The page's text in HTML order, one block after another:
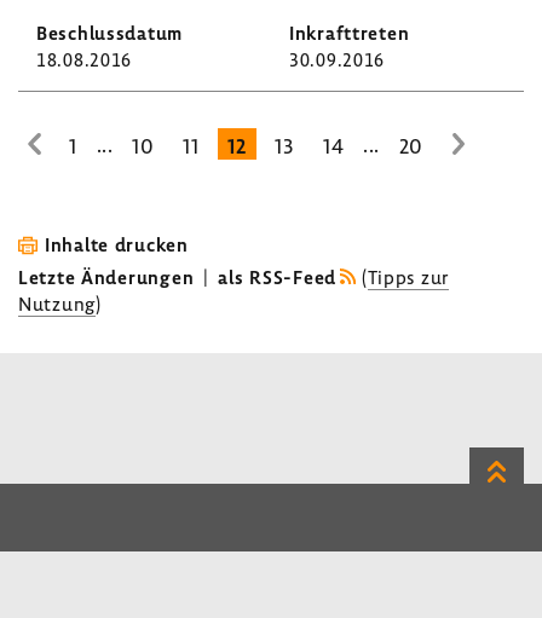
18.08.2016 30.09.2016
zur
Seite
1 ... 10 11 12 13 14 ... 20
zur
Inhalte drucken
Letzte Änderungen | als RSS-Feed (Tipps zur
Nutzung)
Zum